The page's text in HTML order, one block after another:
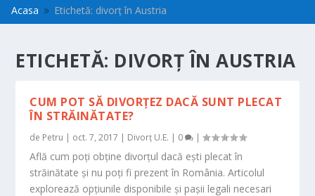
Acasa 9 Etichetă: divorț în Austria
ETICHETĂ: DIVORȚ ÎN AUSTRIA
CUM POT SĂ DIVORȚEZ DACĂ SUNT PLECAT
ÎN STRĂINĂTATE?
de Petru | oct. 7, 2017 | Divorț U.E. | 0 |
Află cum poți obține divorțul dacă ești plecat în
străinătate și nu poți fi prezent în România. Articolul
explorează opțiunile disponibile și pașii legali necesari